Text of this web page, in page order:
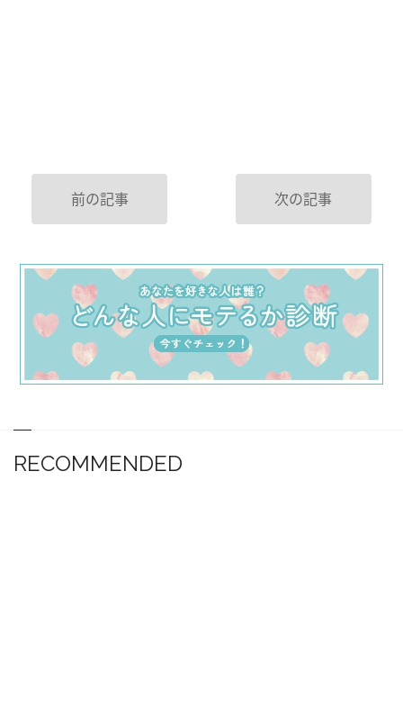
前の記事 次の記事
RECOMMENDED